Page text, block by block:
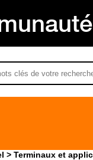
Terminaux et